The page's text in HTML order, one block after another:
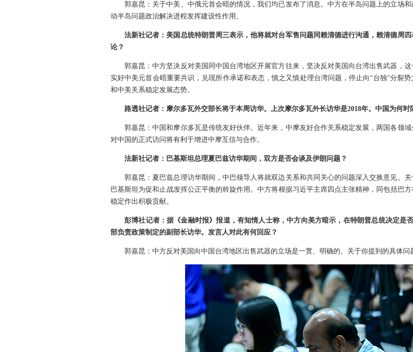
郭嘉昆：关于中美、中俄元首会晤的情况，我们均已发布了消息。中方在半岛问题上的立场
动半岛问题政治解决进程发挥建设性作用。
法新社记者：美国总统特朗普周三表示，他将就对台军售问题同赖清德进行沟通，赖清德周
论？
郭嘉昆：中方坚决反对美国同中国台湾地区开展官方往来，坚决反对美国向台湾出售武器，
实好中美元首会晤重要共识，兑现所作承诺和表态，慎之又慎处理台湾问题，停止向“台独”分裂
和中美关系稳定发展态势。
路透社记者：摩尔多瓦外交部长将于本周访华。上次摩尔多瓦外长访华是2018年。中国为何
郭嘉昆：中国和摩尔多瓦是传统友好伙伴。近年来，中摩友好合作关系稳定发展，两国各领
对中国的正式访问将有利于增进中摩互信与合作。
法新社记者：巴基斯坦总理夏巴兹访华期间，双方是否会谈及伊朗问题？
郭嘉昆：夏巴兹总理访华期间，中巴领导人将就双边关系和共同关心的问题深入交换意见。
巴基斯坦为促和止战发挥公正平衡的斡旋作用。中方将根据习近平主席四点主张精神，同包括巴
稳定作出积极贡献。
彭博社记者：据《金融时报》报道，有知情人士称，中方向美方暗示，在特朗普总统决定是
部负责政策制定的副部长访华。发言人对此有何回应？
郭嘉昆：中方反对美国向中国台湾地区出售武器的立场是一贯、明确的。关于你提到的具体问